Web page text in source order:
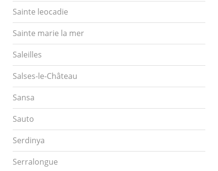
Sainte leocadie
Sainte marie la mer
Saleilles
Salses-le-Château
Sansa
Sauto
Serdinya
Serralongue